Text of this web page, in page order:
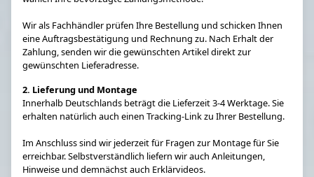
Wir als Fachhändler prüfen Ihre Bestellung und schicken Ihnen
eine Auftragsbestätigung und Rechnung zu. Nach Erhalt der
Zahlung, senden wir die gewünschten Artikel direkt zur
gewünschten Lieferadresse.
2. Lieferung und Montage
Innerhalb Deutschlands beträgt die Lieferzeit 3-4 Werktage. Sie
erhalten natürlich auch einen Tracking-Link zu Ihrer Bestellung.
Im Anschluss sind wir jederzeit für Fragen zur Montage für Sie
erreichbar. Selbstverständlich liefern wir auch Anleitungen,
Hinweise und demnächst auch Erklärvideos.